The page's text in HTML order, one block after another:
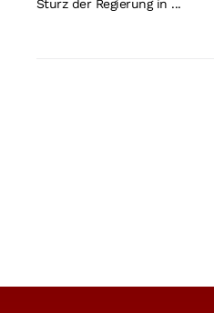
Sturz der Regierung in ...